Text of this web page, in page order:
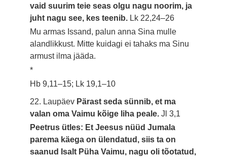
vaid suurim teie seas olgu nagu noorim, ja
juht nagu see, kes teenib. Lk 22,24–26
Mu armas Issand, palun anna Sina mulle
alandlikkust. Mitte kuidagi ei tahaks ma Sinu
armust ilma jääda.
*
Hb 9,11–15; Lk 19,1–10
22. Laupäev Pärast seda sünnib, et ma
valan oma Vaimu kõige liha peale.Jl 3,1
Peetrus ütles: Et Jeesus nüüd Jumala
parema käega on ülendatud, siis ta on
saanud Isalt Püha Vaimu, nagu oli tõotatud,